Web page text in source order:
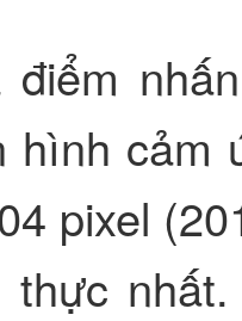
hình cảm
pixel
thực